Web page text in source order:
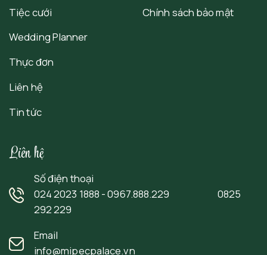
Tiệc cưới
Wedding Planner
Thực đơn
Liên hệ
Tin tức
Chính sách bảo mật
Liên hệ
Số điện thoại
024 2023 1888 - 0967.888.229 0825
292 229
Email
info@mipecpalace.vn